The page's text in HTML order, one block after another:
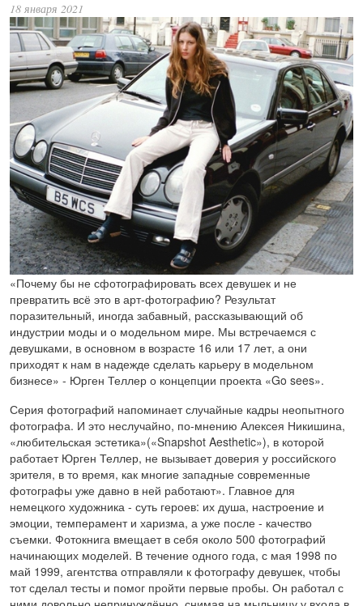
18 января 2021
«Почему бы не сфотографировать всех девушек и не
превратить всё это в арт-фотографию? Результат
поразительный, иногда забавный, рассказывающий об
индустрии моды и о модельном мире. Мы встречаемся с
девушками, в основном в возрасте 16 или 17 лет, а они
приходят к нам в надежде сделать карьеру в модельном
бизнесе» - Юрген Теллер о концепции проекта «Go sees».
Серия фотографий напоминает случайные кадры неопытного
фотографа. И это неслучайно, по-мнению Алексея Никишина,
«любительская эстетика»(«Snapshot Aesthetic»), в которой
работает Юрген Теллер, не вызывает доверия у российского
зрителя, в то время, как многие западные современные
фотографы уже давно в ней работают». Главное для
немецкого художника - суть героев: их душа, настроение и
эмоции, темперамент и харизма, а уже после - качество
съемки. Фотокнига вмещает в себя около 500 фотографий
начинающих моделей. В течение одного года, с мая 1998 по
май 1999, агентства отправляли к фотографу девушек, чтобы
тот сделал тесты и помог пройти первые пробы. Он работал с